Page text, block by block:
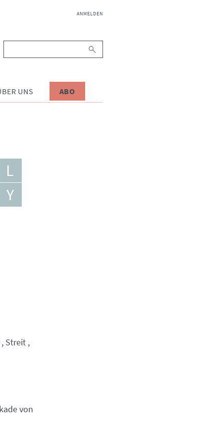
NAVIGATION
ANMELDEN
UNS ABO
L
Y
Streit
von